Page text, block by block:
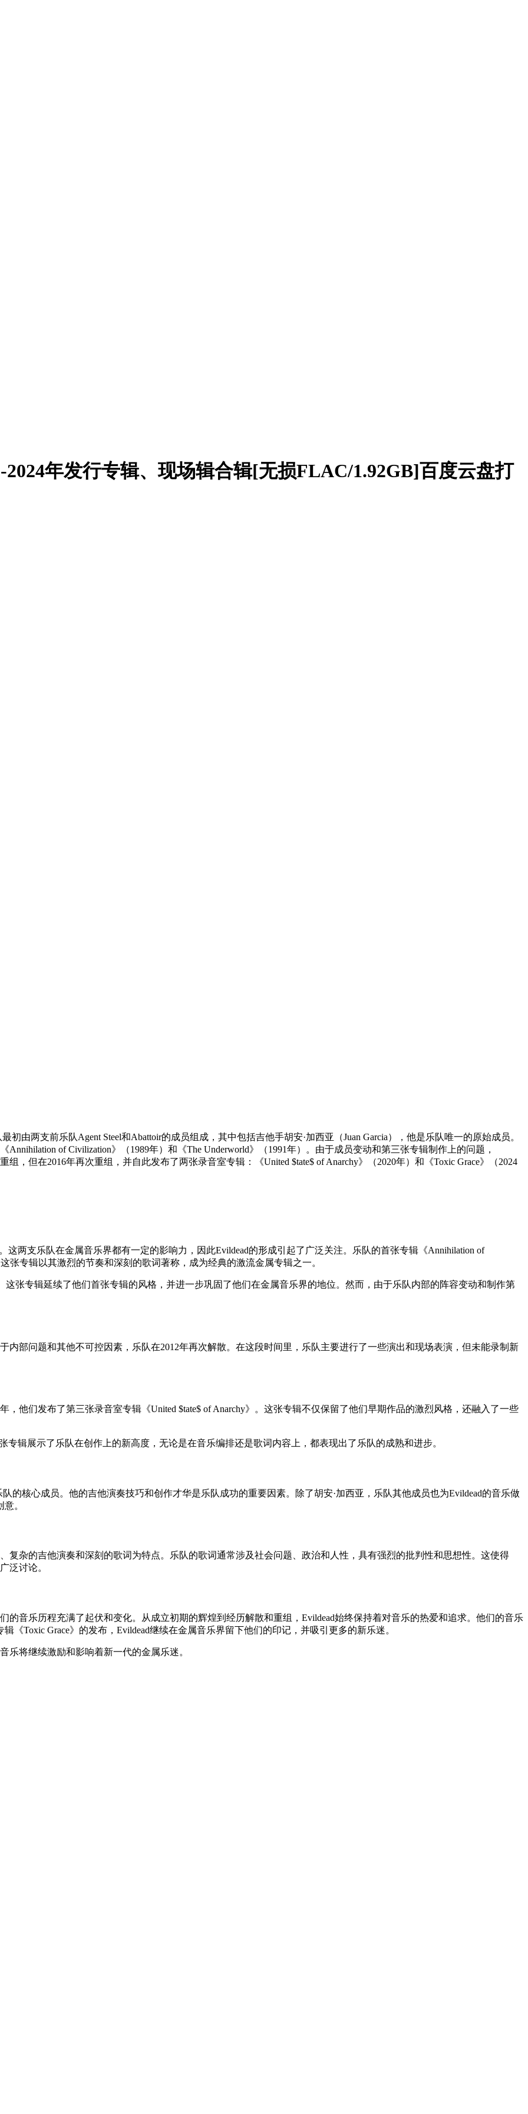
年发行专辑、现场辑合辑[无损FLAC/1.92GB]百度云盘打
由两支前乐队Agent Steel和Abattoir的成员组成，其中包括吉他手胡安·加西亚（Juan Garcia），他是乐队唯一的原始成员。
of Civilization》（1989年）和《The Underworld》（1991年）。由于成员变动和第三张专辑制作上的问题，
组，但在2016年再次重组，并自此发布了两张录音室专辑：《United $tate$ of Anarchy》（2020年）和《Toxic Grace》（2024
这两支乐队在金属音乐界都有一定的影响力，因此Evildead的形成引起了广泛关注。乐队的首张专辑《Annihilation of
张专辑以其激烈的节奏和深刻的歌词著称，成为经典的激流金属专辑之一。
这张专辑延续了他们首张专辑的风格，并进一步巩固了他们在金属音乐界的地位。然而，由于乐队内部的阵容变动和制作第
内部问题和其他不可控因素，乐队在2012年再次解散。在这段时间里，乐队主要进行了一些演出和现场表演，但未能录制新
，他们发布了第三张录音室专辑《United $tate$ of Anarchy》。这张专辑不仅保留了他们早期作品的激烈风格，还融入了一些
专辑展示了乐队在创作上的新高度，无论是在音乐编排还是歌词内容上，都表现出了乐队的成熟和进步。
的核心成员。他的吉他演奏技巧和创作才华是乐队成功的重要因素。除了胡安·加西亚，乐队其他成员也为Evildead的音乐做
。
复杂的吉他演奏和深刻的歌词为特点。乐队的歌词通常涉及社会问题、政治和人性，具有强烈的批判性和思想性。这使得
泛讨论。
的音乐历程充满了起伏和变化。从成立初期的辉煌到经历解散和重组，Evildead始终保持着对音乐的热爱和追求。他们的音乐
《Toxic Grace》的发布，Evildead继续在金属音乐界留下他们的印记，并吸引更多的新乐迷。
乐将继续激励和影响着新一代的金属乐迷。